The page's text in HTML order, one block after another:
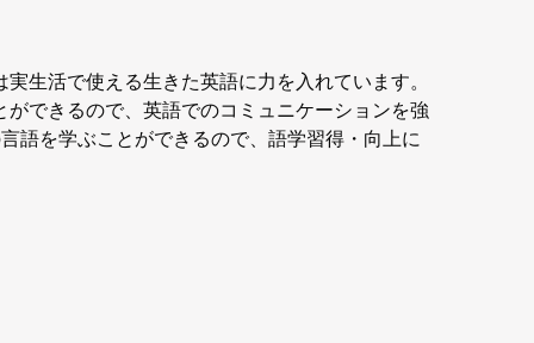
生活で使える生きた英語に力を入れています。
できるので、英語でのコミュニケーションを強
語を学ぶことができるので、語学習得・向上に